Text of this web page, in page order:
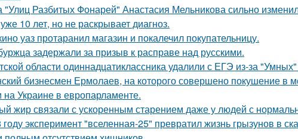
"Улиц Разбитых Фонарей" Анастасия Мельникова сильно
10 лет, но не раскрывает диагноз.
уаз протаранил магазин и покалечил покупательницу.
задержали за призыв к расправе над русскими.
области одиннадцатиклассника удалили с ЕГЭ из-за
бизнесмен Ермолаев, на которого совершено покушение в
на Украине в европарламенте.
жир связали с ускоренным старением даже у людей с
эксперимент "вселенная-25" превратил жизнь грызунов в